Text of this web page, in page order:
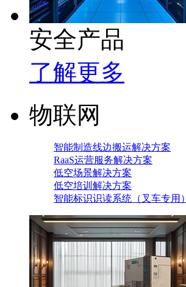
安全产品
了解更多
物联网
智能制造线边搬运解决方案
RaaS运营服务解决方案
低空场景解决方案
低空培训解决方案
智能标识识读系统（叉车专用）